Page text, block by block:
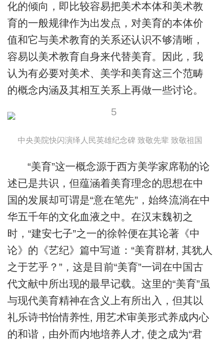
化的倾向，即比较容易把美术本体和美术教
育的一般规律作为出发点，对美育的本体价
值和它与美术教育的关系还认识不够清晰，
容易以美术教育自身来代替美育。因此，我
认为有必要对美术、美学和美育这三个范畴
的概念内涵及其相互关系上再做一些讨论。
中央美院快闪演绎人民英雄纪念碑 致敬先辈 致敬祖国
“美育”这一概念源于西方美学家席勒的论
述已是共识，但蕴涵着美育理念的思想在中
国的发展却可谓是“意在笔先”，始终流淌在中
华五千年的文化血液之中。在汉末魏初之
时，“建安七子”之一的徐幹便在其论著《中
论》的《艺纪》篇中写道：“美育群材, 其犹人
之于艺乎？”，这是目前“美育”一词在中国古
代文献中所出现的最早记载。这里的“美育”虽
与现代美育精神在含义上有所出入，但其以
礼乐诗书怡情养性, 用艺术审美形式养成内心
的和谐，由外而内地培养人才, 使之成为“君